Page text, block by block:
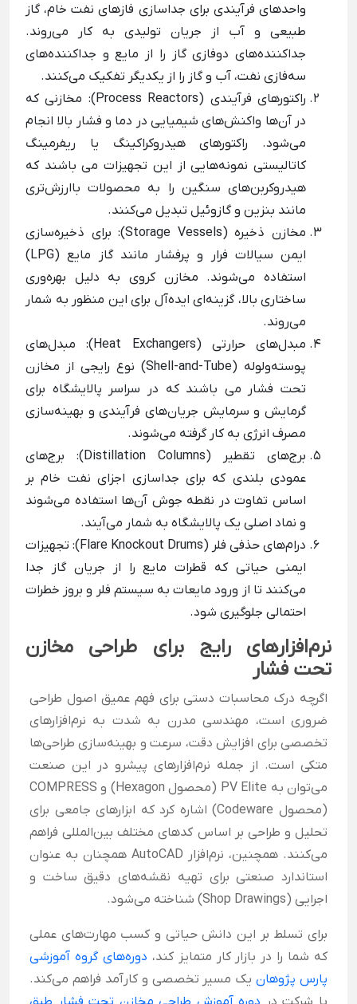
واحدهای فرآیندی برای جداسازی فازهای نفت خام، گاز
طبیعی و آب از جریان تولیدی به کار می‌روند.
جداکننده‌های دوفازی گاز را از مایع و جداکننده‌های
سه‌فازی نفت، آب و گاز را از یکدیگر تفکیک می‌کنند.
راکتورهای فرآیندی (Process Reactors): مخازنی که
در آن‌ها واکنش‌های شیمیایی در دما و فشار بالا انجام
می‌شود. راکتورهای هیدروکراکینگ یا ریفرمینگ
کاتالیستی نمونه‌هایی از این تجهیزات می باشند که
هیدروکربن‌های سنگین را به محصولات باارزش‌تری
مانند بنزین و گازوئیل تبدیل می‌کنند.
مخازن ذخیره (Storage Vessels): برای ذخیره‌سازی
ایمن سیالات فرار و پرفشار مانند گاز مایع (LPG)
استفاده می‌شوند. مخازن کروی به دلیل بهره‌وری
ساختاری بالا، گزینه‌ای ایده‌آل برای این منظور به شمار
می‌روند.
مبدل‌های حرارتی (Heat Exchangers): مبدل‌های
پوسته‌ولوله (Shell-and-Tube) نوع رایجی از مخازن
تحت فشار می باشند که در سراسر پالایشگاه برای
گرمایش و سرمایش جریان‌های فرآیندی و بهینه‌سازی
مصرف انرژی به کار گرفته می‌شوند.
برج‌های تقطیر (Distillation Columns): برج‌های
عمودی بلندی که برای جداسازی اجزای نفت خام بر
اساس تفاوت در نقطه جوش آن‌ها استفاده می‌شوند
و نماد اصلی یک پالایشگاه به شمار می‌آیند.
درام‌های حذفی فلر (Flare Knockout Drums): تجهیزات
ایمنی حیاتی که قطرات مایع را از جریان گاز جدا
می‌کنند تا از ورود مایعات به سیستم فلر و بروز خطرات
احتمالی جلوگیری شود.
نرم‌افزارهای رایج برای طراحی مخازن
تحت فشار
اگرچه درک محاسبات دستی برای فهم عمیق اصول طراحی
ضروری است، مهندسی مدرن به شدت به نرم‌افزارهای
تخصصی برای افزایش دقت، سرعت و بهینه‌سازی طراحی‌ها
متکی است. از جمله نرم‌افزارهای پیشرو در این صنعت
می‌توان به PV Elite (محصول Hexagon) و COMPRESS
(محصول Codeware) اشاره کرد که ابزارهای جامعی برای
تحلیل و طراحی بر اساس کدهای مختلف بین‌المللی فراهم
می‌کنند. همچنین، نرم‌افزار AutoCAD همچنان به عنوان
استاندارد صنعتی برای تهیه نقشه‌های دقیق ساخت و
اجرایی (Shop Drawings) شناخته می‌شود.
برای تسلط بر این دانش حیاتی و کسب مهارت‌های عملی
که شما را در بازار کار متمایز کند، دوره‌های گروه آموزشی
پارس پژوهانیک مسیر تخصصی و کارآمد فراهم می‌کند.